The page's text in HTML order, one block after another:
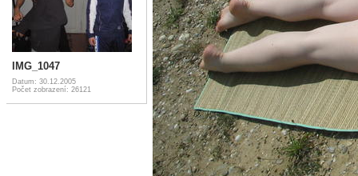
IMG_1047
Datum: 30.12.2005
Počet zobrazení: 26121